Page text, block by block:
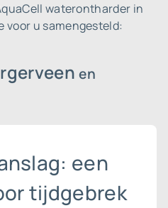
waterontharder in
voor u samengesteld:
en
een
tijdgebrek